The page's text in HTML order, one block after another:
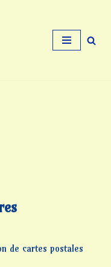
de cartes postales